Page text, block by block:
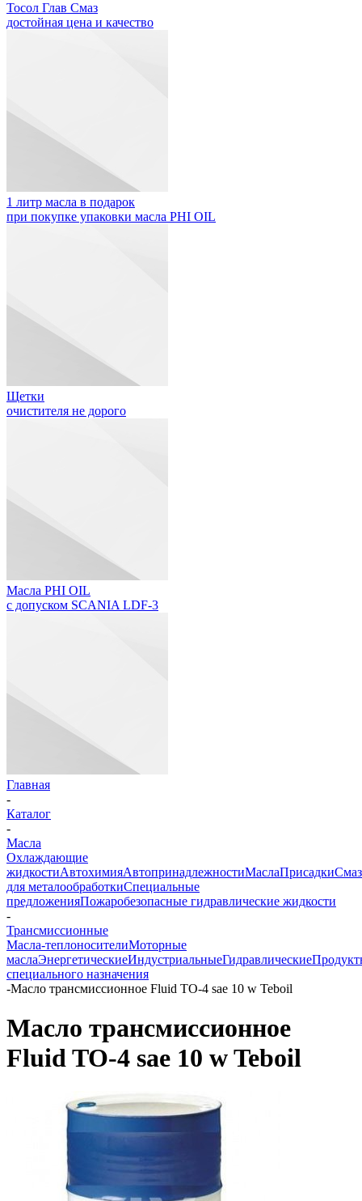
Тосол Глав Смаз
достойная цена и качество
1 литр масла в подарок
при покупке упаковки масла PHI OIL
Щетки
очистителя не дорого
Масла PHI OIL
с допуском SCANIA LDF-3
Главная
-
Каталог
-
Масла
Охлаждающие
жидкостиАвтохимияАвтопринадлежностиМаслаПрисадки
для металообработкиСпециальные
предложенияПожаробезопасные гидравлические жидкости
-
Трансмиссионные
Масла-теплоносителиМоторные
маслаЭнергетическиеИндустриальныеГидравлические
специального назначения
-Масло трансмиссионное Fluid TO-4 sae 10 w Teboil
Масло трансмиссионное
Fluid TO-4 sae 10 w Teboil